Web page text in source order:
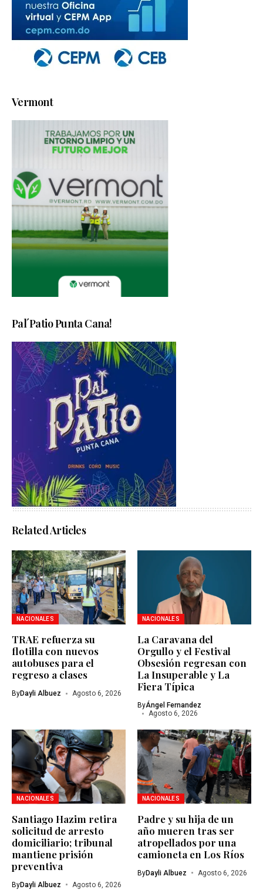
Vermont
Pal´Patio Punta Cana!
Related Articles
NACIONALES
TRAE refuerza su
flotilla con nuevos
autobuses para el
regreso a clases
ByDayli Albuez Agosto 6, 2026
NACIONALES
La Caravana del
Orgullo y el Festival
Obsesión regresan con
La Insuperable y La
Fiera Típica
ByÁngel Fernandez
Agosto 6, 2026
NACIONALES
Santiago Hazim retira
solicitud de arresto
domiciliario; tribunal
mantiene prisión
preventiva
ByDayli Albuez Agosto 6, 2026
NACIONALES
Padre y su hija de un
año mueren tras ser
atropellados por una
camioneta en Los Ríos
ByDayli Albuez Agosto 6, 2026